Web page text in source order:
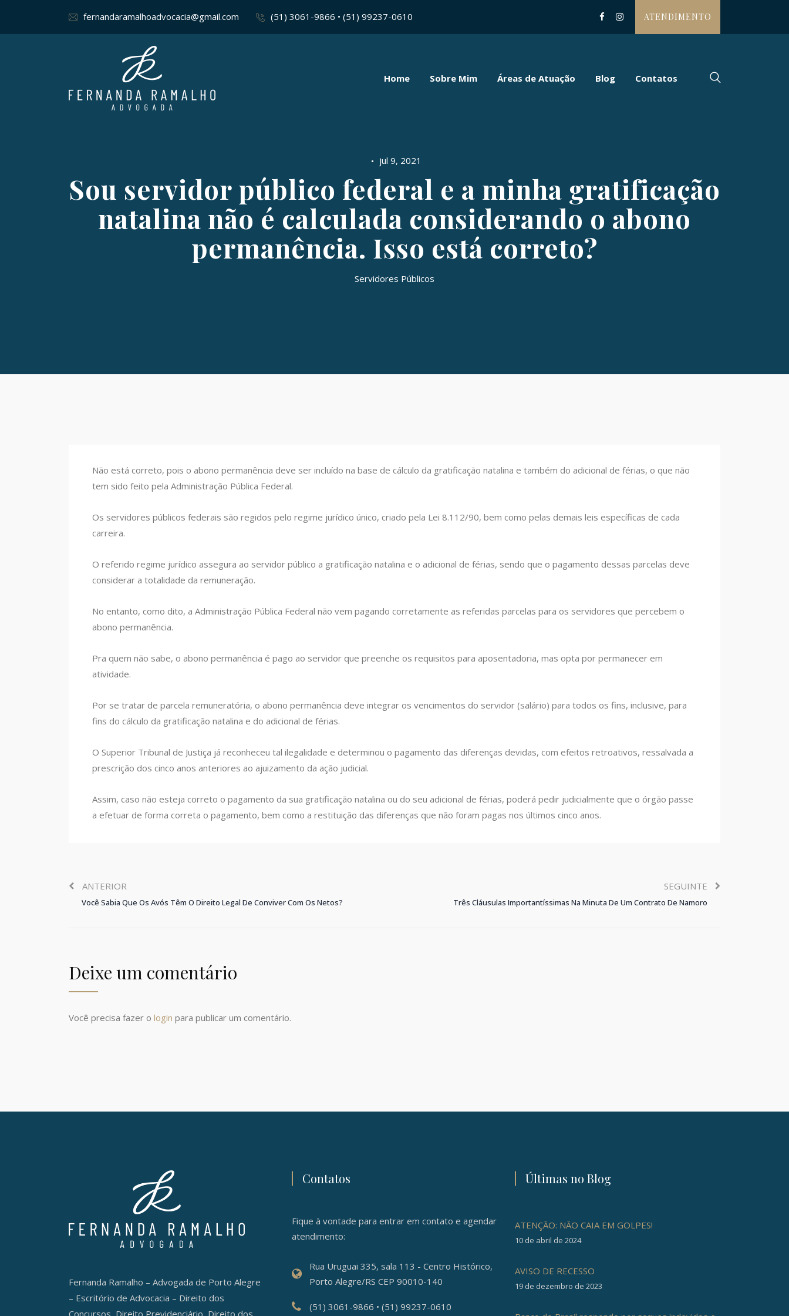
fernandaramalhoadvocacia@gmail.com (51) 3061-9866 • (51) 99237-0610 ATENDIMENTO
Home Sobre Mim Áreas de Atuação Blog Contatos
jul 9, 2021
Sou servidor público federal e a minha gratificação
natalina não é calculada considerando o abono
permanência. Isso está correto?
Servidores Públicos
Não está correto, pois o abono permanência deve ser incluído na base de cálculo da gratificação natalina e também do adicional de férias, o que não
tem sido feito pela Administração Pública Federal.
Os servidores públicos federais são regidos pelo regime jurídico único, criado pela Lei 8.112/90, bem como pelas demais leis específicas de cada
carreira.
O referido regime jurídico assegura ao servidor público a gratificação natalina e o adicional de férias, sendo que o pagamento dessas parcelas deve
considerar a totalidade da remuneração.
No entanto, como dito, a Administração Pública Federal não vem pagando corretamente as referidas parcelas para os servidores que percebem o
abono permanência.
Pra quem não sabe, o abono permanência é pago ao servidor que preenche os requisitos para aposentadoria, mas opta por permanecer em
atividade.
Por se tratar de parcela remuneratória, o abono permanência deve integrar os vencimentos do servidor (salário) para todos os fins, inclusive, para
fins do cálculo da gratificação natalina e do adicional de férias.
O Superior Tribunal de Justiça já reconheceu tal ilegalidade e determinou o pagamento das diferenças devidas, com efeitos retroativos, ressalvada a
prescrição dos cinco anos anteriores ao ajuizamento da ação judicial.
Assim, caso não esteja correto o pagamento da sua gratificação natalina ou do seu adicional de férias, poderá pedir judicialmente que o órgão passe
a efetuar de forma correta o pagamento, bem como a restituição das diferenças que não foram pagas nos últimos cinco anos.
ANTERIOR
Você Sabia Que Os Avós Têm O Direito Legal De Conviver Com Os Netos?
SEGUINTE
Três Cláusulas Importantíssimas Na Minuta De Um Contrato De Namoro
Deixe um comentário
Você precisa fazer o login para publicar um comentário.
Fernanda Ramalho – Advogada de Porto Alegre
– Escritório de Advocacia – Direito dos
Concursos, Direito Previdenciário, Direito dos
Contatos
Fique à vontade para entrar em contato e agendar
atendimento:
Rua Uruguai 335, sala 113 - Centro Histórico,
Porto Alegre/RS CEP 90010-140
(51) 3061-9866 • (51) 99237-0610
Últimas no Blog
ATENÇÃO: NÃO CAIA EM GOLPES!
10 de abril de 2024
AVISO DE RECESSO
19 de dezembro de 2023